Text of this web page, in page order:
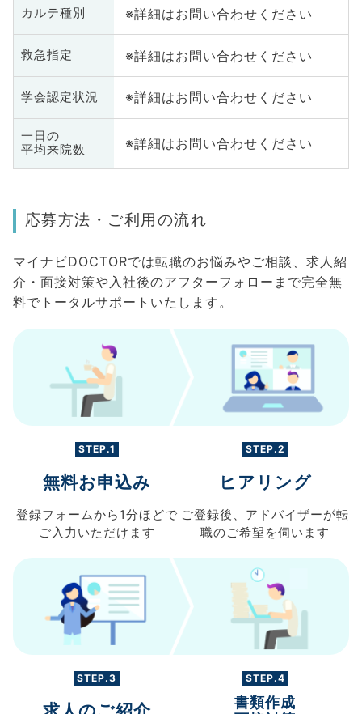
カルテ種別 ※詳細はお問い合わせください
救急指定 ※詳細はお問い合わせください
学会認定状況 ※詳細はお問い合わせください
一日の
平均来院数
※詳細はお問い合わせください
応募方法・ご利用の流れ
マイナビDOCTORでは転職のお悩みやご相談、求人紹
介・面接対策や入社後のアフターフォローまで完全無
料でトータルサポートいたします。
STEP.1
無料お申込み
登録フォームから 1分ほどで
ご入力 いただけます
STEP.2
ヒアリング
ご登録後、 アドバイザーが転
職のご希望を伺います
STEP.3 STEP.4
書類作成